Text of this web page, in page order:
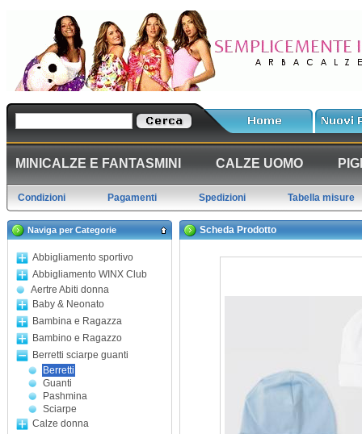
MINICALZE E FANTASMINI CALZE UOMO
Condizioni Pagamenti Spedizioni Tabella misure
Naviga per Categorie
Abbigliamento sportivo
Abbigliamento WINX Club
Aertre Abiti donna
Baby & Neonato
Bambina e Ragazza
Bambino e Ragazzo
Berretti sciarpe guanti
Berretti
Guanti
Pashmina
Sciarpe
Calze donna
Scheda Prodotto